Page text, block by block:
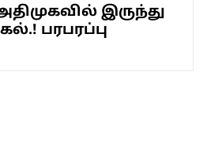
இருந்து
பரபரப்பு